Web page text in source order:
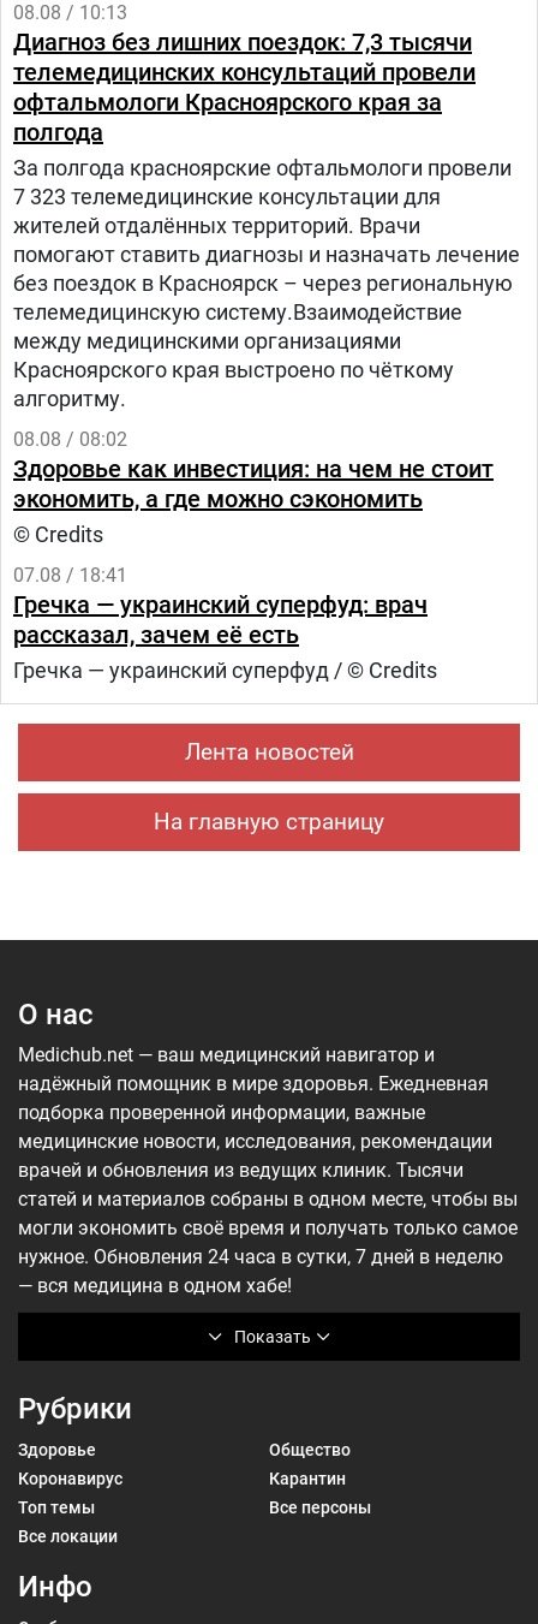
08.08 / 10:13
Диагноз без лишних поездок: 7,3 тысячи
телемедицинских консультаций провели
офтальмологи Красноярского края за
полгода
За полгода красноярские офтальмологи провели
7 323 телемедицинские консультации для
жителей отдалённых территорий. Врачи
помогают ставить диагнозы и назначать лечение
без поездок в Красноярск – через региональную
телемедицинскую систему.Взаимодействие
между медицинскими организациями
Красноярского края выстроено по чёткому
алгоритму.
08.08 / 08:02
Здоровье как инвестиция: на чем не стоит
экономить, а где можно сэкономить
© Credits
07.08 / 18:41
Гречка — украинский суперфуд: врач
рассказал, зачем её есть
Гречка — украинский суперфуд / © Credits
Лента новостей
На главную страницу
О нас
Показать
Medichub.net — ваш медицинский навигатор и
надёжный помощник в мире здоровья. Ежедневная
подборка проверенной информации, важные
медицинские новости, исследования, рекомендации
врачей и обновления из ведущих клиник. Тысячи
статей и материалов собраны в одном месте, чтобы вы
могли экономить своё время и получать только самое
нужное. Обновления 24 часа в сутки, 7 дней в неделю
— вся медицина в одном хабе!
Рубрики
Здоровье
Общество
Коронавирус
Карантин
Топ темы
Все персоны
Все локации
Инфо